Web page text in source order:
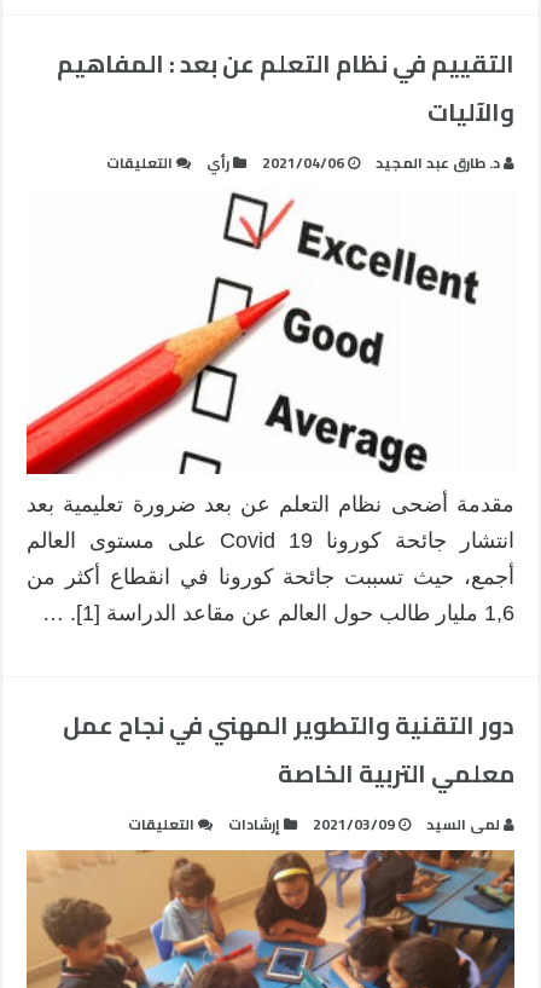
التقييم في نظام التعلم عن بعد : المفاهيم
والآليات
د. طارق عبد المجيد 2021/04/06 رأي التعليقات
المفاهيم
والآليات
مغلقة
مقدمة أضحى نظام التعلم عن بعد ضرورة تعليمية بعد
انتشار جائحة كورونا Covid 19 على مستوى العالم
أجمع، حيث تسببت جائحة كورونا في انقطاع أكثر من
1,6 مليار طالب حول العالم عن مقاعد الدراسة [1]. …
دور التقنية والتطوير المهني في نجاح عمل
معلمي التربية الخاصة
لمى السيد 2021/03/09 إرشادات التعليقات
دور
والتطوير
المهني
في